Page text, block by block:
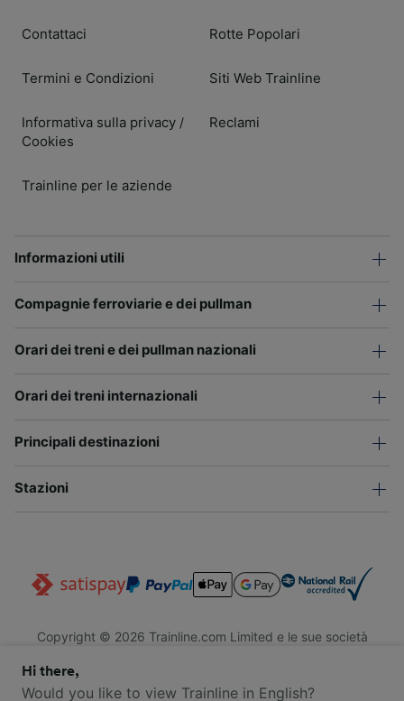
Contattaci
Termini e Condizioni
Informativa sulla privacy /
Cookies
Trainline per le aziende
Rotte Popolari
Siti Web Trainline
Reclami
Informazioni utili
Compagnie ferroviarie e dei pullman
Orari dei treni e dei pullman nazionali
Orari dei treni internazionali
Principali destinazioni
Stazioni
Copyright © 2026 Trainline.com Limited e le sue società
Trainline.com Limited è registrata in Inghilterra e Galles. Società
n. 3846791. Sede legale: 1 Stonecutter St, EC4A 4AH, Londra,
Hi there,
Would you like to view Trainline in English?